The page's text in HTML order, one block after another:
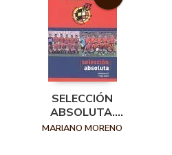
SELECCIÓN
ABSOLUTA.
VOLUMEN II: 1982-
MARIANO MORENO